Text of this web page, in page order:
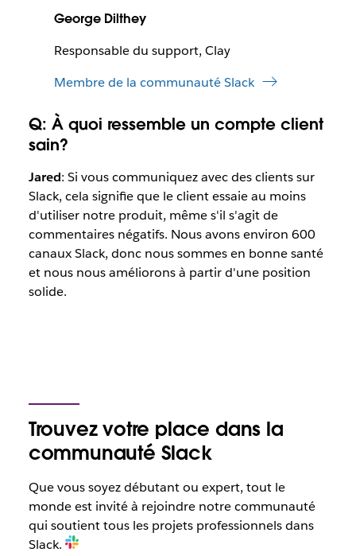
George Dilthey
Responsable du support, Clay
Membre de la communauté Slack
Q: À quoi ressemble un compte client
sain?
Jared: Si vous communiquez avec des clients sur
Slack, cela signifie que le client essaie au moins
d'utiliser notre produit, même s'il s'agit de
commentaires négatifs. Nous avons environ 600
canaux Slack, donc nous sommes en bonne santé
et nous nous améliorons à partir d'une position
solide.
Trouvez votre place dans la
communauté Slack
Que vous soyez débutant ou expert, tout le
monde est invité à rejoindre notre communauté
qui soutient tous les projets professionnels dans
Slack.